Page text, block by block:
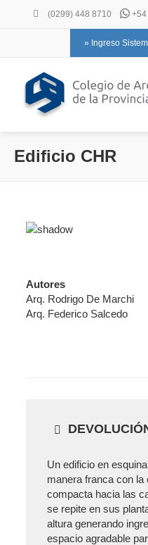
(0299) 448 8710
» Ingreso
Edificio CHR
Autores
Arq. Rodrigo De Marchi
Arq. Federico Salcedo
Un edificio en
manera franca con la
compacta hacia las
se repite en sus
altura generando
espacio agradable